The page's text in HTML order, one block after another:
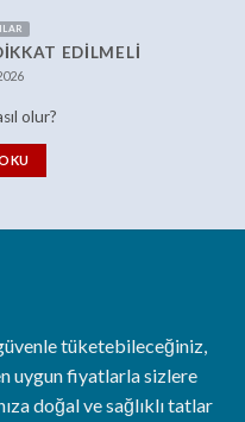
EDILMELI
olur?
tüketebileceğiniz,
uygun fiyatlarla sizlere
doğal ve sağlıklı tatlar